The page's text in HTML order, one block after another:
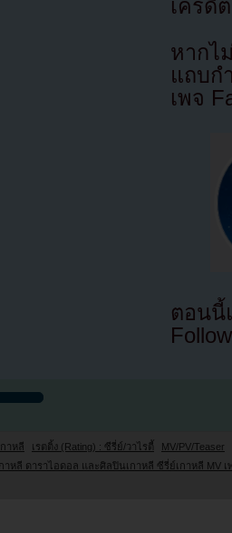
เครดิ
หากไ
แถบก
เพจ
ตอนนี้
าหลี เรตติ้ง (Rating) : ซีรี่ย์/วาไรตี้
MV/PV/Teaser
กาหลี ดาราไอดอล และศิลปินเกาหลี ซีรี่ย์เกาหลี MV